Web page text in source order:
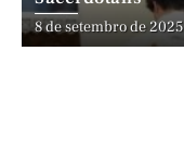
8 de setembro de 2025